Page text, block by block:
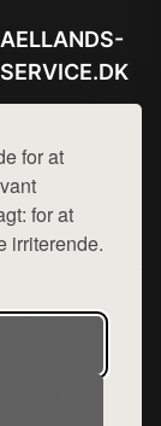
for at
for at
irriterende.
privatlivspolitik
række
fra
side - vi
ikke